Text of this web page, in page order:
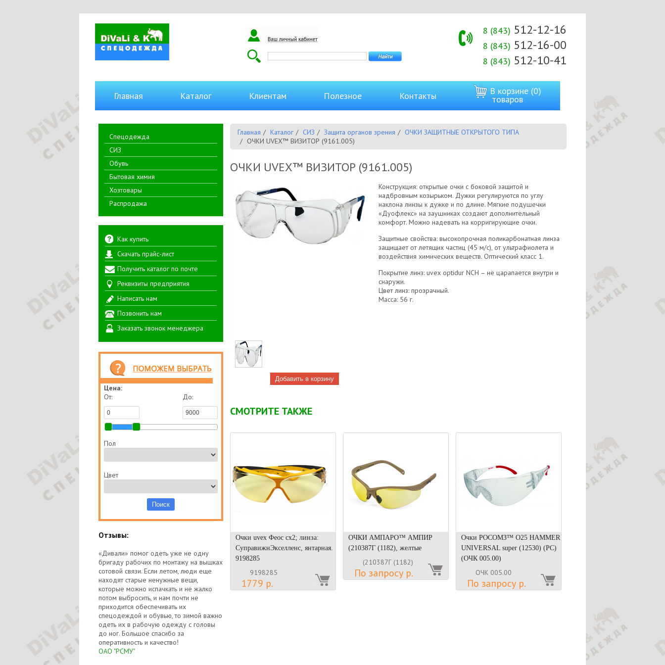
8 (843) 512-12-16
8 (843) 512-16-00
8 (843) 512-10-41
Главная Каталог Клиентам Полезное Контакты В корзине (0)
товаров
Спецодежда
СИЗ
Обувь
Бытовая химия
Хозтовары
Распродажа
Как купить
Скачать прайс-лист
Получить каталог по почте
Реквизиты предприятия
Написать нам
Позвонить нам
Заказать звонок менеджера
Цена:
От:
До:
Пол
Цвет
Отзывы:
«Дивали» помог одеть уже не одну
бригаду рабочих по монтажу на вышках
сотовой связи. Если летом, люди еще
находят старые ненужные вещи,
которые можно испачкать и не жалко
потом выбросить, и нам почти не
приходится обеспечивать их
спецодеждой и обувью, то зимой важно
одеть их в рабочую одежду с головы
до ног. Большое спасибо за
оперативность и качество!
ОАО "РСМУ"
Главная Каталог СИЗ Защита органов зрения
ОЧКИ ЗАЩИТНЫЕ ОТКРЫТОГО ТИПА
ОЧКИ UVEX™ ВИЗИТОР (9161.005)
ОЧКИ UVEX™ ВИЗИТОР (9161.005)
Конструкция: открытые очки с боковой защитой и
надбровным козырьком. Дужки регулируются по углу
наклона линзы к дужке и по длине. Мягкие подушечки
«Дуофлекс» на заушниках создают дополнительный
комфорт. Можно надевать на корригирующие очки.
Защитные свойства: высокопрочная поликарбонатная линза
защищает от летящих частиц (45 м/с), от ультрафиолета и
воздействия химических веществ. Оптический класс 1.
Покрытие линз: uvex optidur NCH – не царапается внутри и
снаружи.
Цвет линз: прозрачный.
Масса: 56 г.
СМОТРИТЕ ТАКЖЕ
Очки uvex Феос cx2; линза:
СуправижнЭкселленс, янтарная.
9198285
9198285
1779 р.
ОЧКИ АМПАРО™ АМПИР
(210387Г (1182), желтые
(210387Г (1182)
По запросу р.
Очки РОСОМЗ™ О25 HAMMER
UNIVERSAL super (12530) (РС)
(ОЧК 005.00)
ОЧК 005.00
По запросу р.